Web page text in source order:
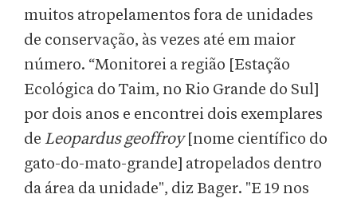
muitos atropelamentos fora de unidades
de conservação, às vezes até em maior
número. “Monitorei a região [Estação
Ecológica do Taim, no Rio Grande do Sul]
por dois anos e encontrei dois exemplares
de Leopardus geoffroy[nome científico do
gato-do-mato-grande] atropelados dentro
da área da unidade", diz Bager. "E 19 nos